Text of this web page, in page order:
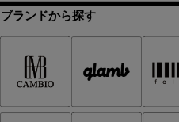
ブランドから探す